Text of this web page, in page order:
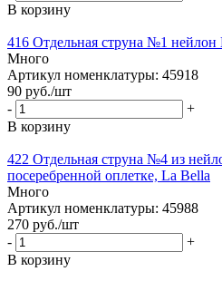
В корзину
416 Отдельная струна №1 нейлон
Много
Артикул номенклатуры: 45918
90 руб./шт
-
+
В корзину
422 Отдельная струна №4 из
посеребренной оплетке, La Bella
Много
Артикул номенклатуры: 45988
270 руб./шт
-
+
В корзину